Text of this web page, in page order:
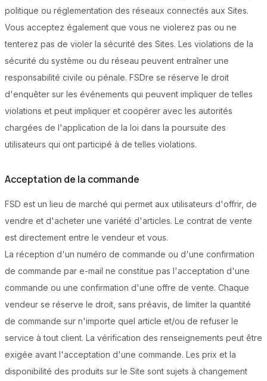
politique ou réglementation des réseaux connectés aux Sites.
Vous acceptez également que vous ne violerez pas ou ne
tenterez pas de violer la sécurité des Sites. Les violations de la
sécurité du système ou du réseau peuvent entraîner une
responsabilité civile ou pénale. FSDre se réserve le droit
d'enquêter sur les événements qui peuvent impliquer de telles
violations et peut impliquer et coopérer avec les autorités
chargées de l'application de la loi dans la poursuite des
utilisateurs qui ont participé à de telles violations.
Acceptation de la commande
FSD est un lieu de marché qui permet aux utilisateurs d'offrir, de
vendre et d'acheter une variété d'articles. Le contrat de vente
est directement entre le vendeur et vous.
La réception d'un numéro de commande ou d'une confirmation
de commande par e-mail ne constitue pas l'acceptation d'une
commande ou une confirmation d'une offre de vente. Chaque
vendeur se réserve le droit, sans préavis, de limiter la quantité
de commande sur n'importe quel article et/ou de refuser le
service à tout client. La vérification des renseignements peut être
exigée avant l'acceptation d'une commande. Les prix et la
disponibilité des produits sur le Site sont sujets à changement